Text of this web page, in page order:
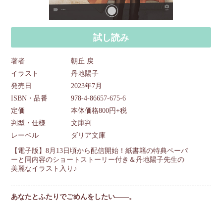
試し読み
著者
朝丘 戻
イラスト
丹地陽子
発売日
2023年7月
ISBN・品番
978-4-86657-675-6
定価
本体価格800円+税
判型・仕様
文庫判
レーベル
ダリア文庫
【電子版】8月13日頃から配信開始！紙書籍の特典ペーパ
ーと同内容のショートストーリー付き＆丹地陽子先生の
美麗なイラスト入り♪
あなたとふたりでごめんをしたい――。